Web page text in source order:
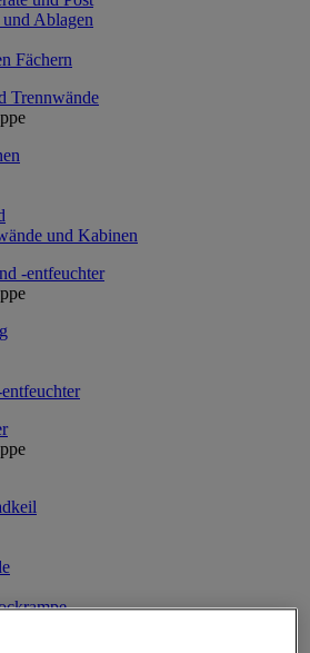
Ablagen
Fächern
Trennwände
und Kabinen
-entfeuchter